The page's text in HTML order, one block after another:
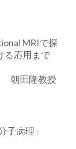
MRIで探
る応用まで
朝田隆教授
子病理」